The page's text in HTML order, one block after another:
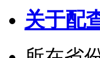
关于配